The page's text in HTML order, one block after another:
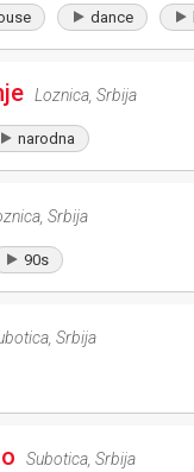
dance
Loznica Srbija
narodna
Srbija
90s
Srbija
Subotica Srbija